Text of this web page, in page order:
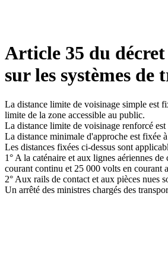
Article 35 du
sur les systèmes
La distance limite de voisinage simple est
limite de la zone accessible au public.
La distance limite de voisinage renforcé
La distance minimale d'approche est fixée
Les distances fixées ci-dessus sont
1° A la caténaire et aux lignes aériennes
courant continu et 25 000 volts en courant
2° Aux rails de contact et aux pièces nues
Un arrêté des ministres chargés des